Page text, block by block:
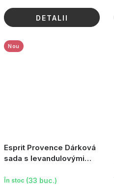
DETALII
Esprit Provence Dárková
sada s levandulovými
Levandule, 3 ks
Nou
În stoc (33 buc.)